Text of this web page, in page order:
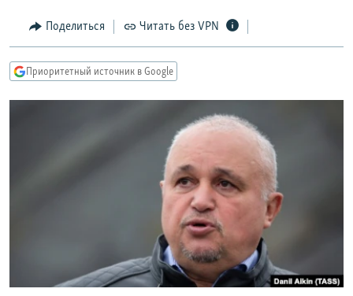
Вернутся
КУЛЬТУРА
КАВКАЗ.РЕАЛИИ
ПОДПИШИТЕСЬ НА РАССЫЛКУ
Поделиться Читать без VPN
Приоритетный источник в Google